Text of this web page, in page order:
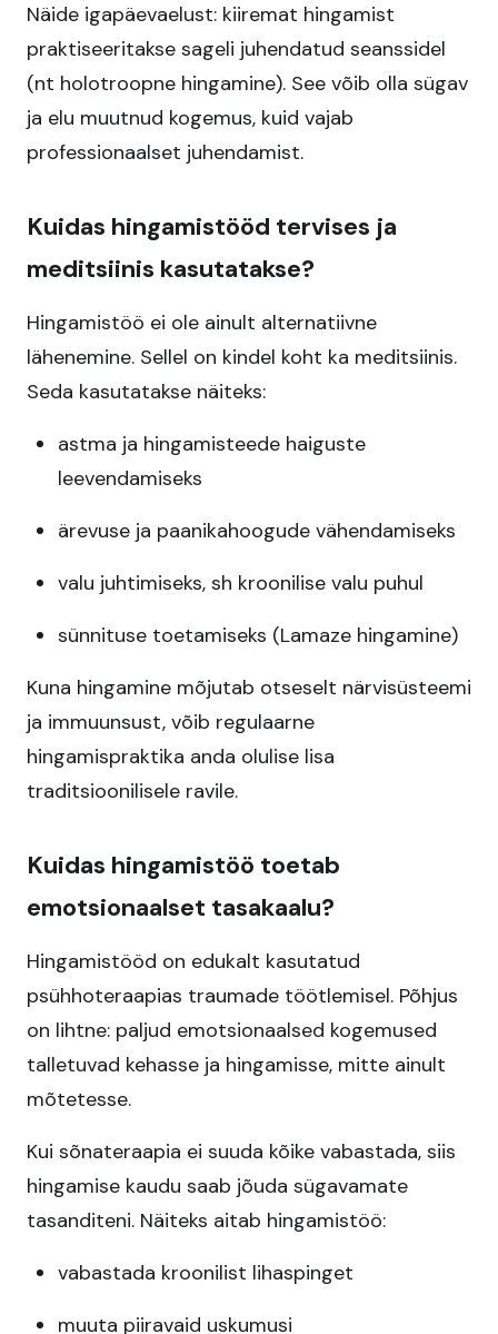
Näide igapäevaelust: kiiremat hingamist
praktiseeritakse sageli juhendatud seanssidel
(nt holotroopne hingamine). See võib olla sügav
ja elu muutnud kogemus, kuid vajab
professionaalset juhendamist.
Kuidas hingamistööd tervises ja
meditsiinis kasutatakse?
Hingamistöö ei ole ainult alternatiivne
lähenemine. Sellel on kindel koht ka meditsiinis.
Seda kasutatakse näiteks:
astma ja hingamisteede haiguste
leevendamiseks
ärevuse ja paanikahoogude vähendamiseks
valu juhtimiseks, sh kroonilise valu puhul
sünnituse toetamiseks (Lamaze hingamine)
Kuna hingamine mõjutab otseselt närvisüsteemi
ja immuunsust, võib regulaarne
hingamispraktika anda olulise lisa
traditsioonilisele ravile.
Kuidas hingamistöö toetab
emotsionaalset tasakaalu?
Hingamistööd on edukalt kasutatud
psühhoteraapias traumade töötlemisel. Põhjus
on lihtne: paljud emotsionaalsed kogemused
talletuvad kehasse ja hingamisse, mitte ainult
mõtetesse.
Kui sõnateraapia ei suuda kõike vabastada, siis
hingamise kaudu saab jõuda sügavamate
tasanditeni. Näiteks aitab hingamistöö:
vabastada kroonilist lihaspinget
muuta piiravaid uskumusi